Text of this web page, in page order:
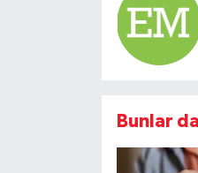
Bunlar